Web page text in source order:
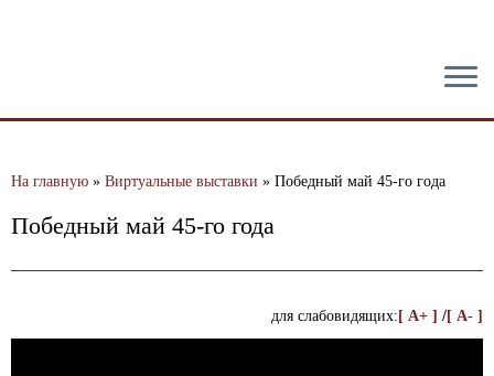
На главную » Виртуальные выставки » Победный май 45-го года
Победный май 45-го года
для слабовидящих: [ A+ ] /[ A- ]